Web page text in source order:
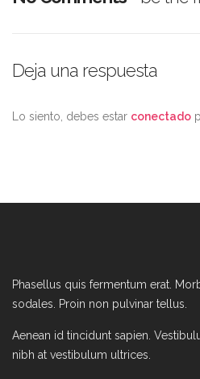
Deja una respuesta
Lo siento, debes estar conectado
Phasellus quis fermentum erat.
sodales. Proin non pulvinar tellus.
Aenean id tincidunt sapien.
nibh at vestibulum ultrices.